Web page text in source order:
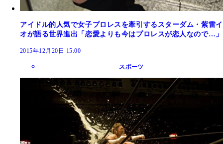
アイドル的人気で女子プロレスを牽引するスターダム・紫雷イ
オが語る世界進出「恋愛よりも今はプロレスが恋人なので…」
2015年12月20日 15:00
スポーツ